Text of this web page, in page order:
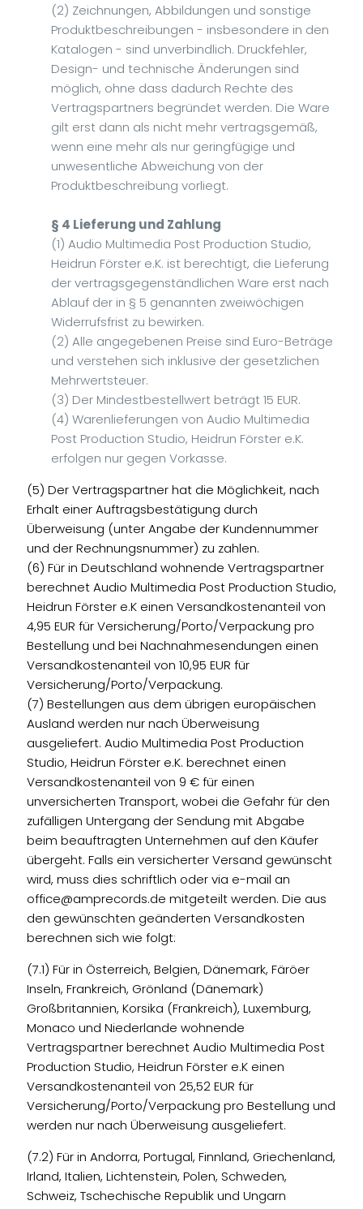
(2) Zeichnungen, Abbildungen und sonstige
Produktbeschreibungen - insbesondere in den
Katalogen - sind unverbindlich. Druckfehler,
Design- und technische Änderungen sind
möglich, ohne dass dadurch Rechte des
Vertragspartners begründet werden. Die Ware
gilt erst dann als nicht mehr vertragsgemäß,
wenn eine mehr als nur geringfügige und
unwesentliche Abweichung von der
Produktbeschreibung vorliegt.
§ 4 Lieferung und Zahlung
(1) Audio Multimedia Post Production Studio,
Heidrun Förster e.K. ist berechtigt, die Lieferung
der vertragsgegenständlichen Ware erst nach
Ablauf der in § 5 genannten zweiwöchigen
Widerrufsfrist zu bewirken.
(2) Alle angegebenen Preise sind Euro-Beträge
und verstehen sich inklusive der gesetzlichen
Mehrwertsteuer.
(3) Der Mindestbestellwert beträgt 15 EUR.
(4) Warenlieferungen von Audio Multimedia
Post Production Studio, Heidrun Förster e.K.
erfolgen nur gegen Vorkasse.
(5) Der Vertragspartner hat die Möglichkeit, nach
Erhalt einer Auftragsbestätigung durch
Überweisung (unter Angabe der Kundennummer
und der Rechnungsnummer) zu zahlen.
(6) Für in Deutschland wohnende Vertragspartner
berechnet Audio Multimedia Post Production Studio,
Heidrun Förster e.K einen Versandkostenanteil von
4,95 EUR für Versicherung/Porto/Verpackung pro
Bestellung und bei Nachnahmesendungen einen
Versandkostenanteil von 10,95 EUR für
Versicherung/Porto/Verpackung.
(7) Bestellungen aus dem übrigen europäischen
Ausland werden nur nach Überweisung
ausgeliefert. Audio Multimedia Post Production
Studio, Heidrun Förster e.K. berechnet einen
Versandkostenanteil von 9 € für einen
unversicherten Transport, wobei die Gefahr für den
zufälligen Untergang der Sendung mit Abgabe
beim beauftragten Unternehmen auf den Käufer
übergeht. Falls ein versicherter Versand gewünscht
wird, muss dies schriftlich oder via e-mail an
office@amprecords.de mitgeteilt werden. Die aus
den gewünschten geänderten Versandkosten
berechnen sich wie folgt:
(7.1) Für in Österreich, Belgien, Dänemark, Färöer
Inseln, Frankreich, Grönland (Dänemark)
Großbritannien, Korsika (Frankreich), Luxemburg,
Monaco und Niederlande wohnende
Vertragspartner berechnet Audio Multimedia Post
Production Studio, Heidrun Förster e.K einen
Versandkostenanteil von 25,52 EUR für
Versicherung/Porto/Verpackung pro Bestellung und
werden nur nach Überweisung ausgeliefert.
(7.2) Für in Andorra, Portugal, Finnland, Griechenland,
Irland, Italien, Lichtenstein, Polen, Schweden,
Schweiz, Tschechische Republik und Ungarn